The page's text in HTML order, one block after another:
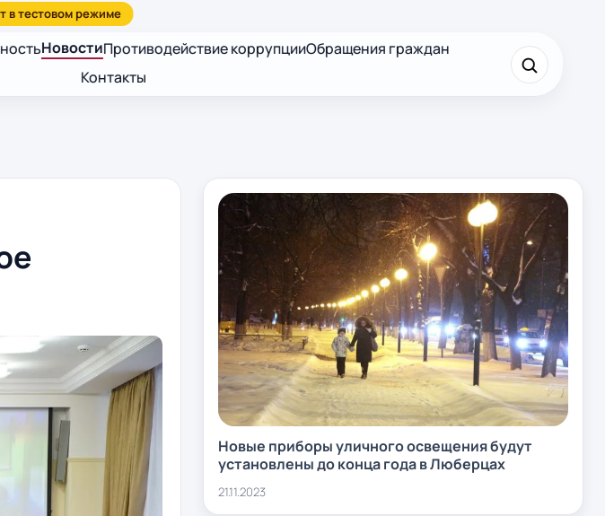
НовостиПротиводействие коррупцииОбращения граждан
Контакты
Новые приборы уличного освещения будут
установлены до конца года в Люберцах
21.11.2023